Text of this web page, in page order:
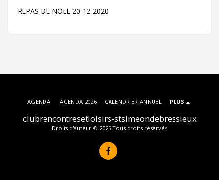
REPAS DE NOEL 20-12-2020
clubrencontresetloisirs-stsimeondebressieux
Droits d'auteur © 2026 Tous droits réservés
AGENDA AGENDA 2026 CALENDRIER ANNUEL PLUS